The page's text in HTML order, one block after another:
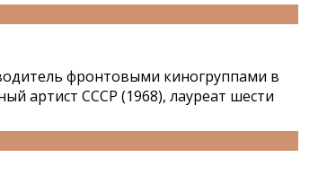
фронтовыми киногруппами в
артист СССР (1968), лауреат шести